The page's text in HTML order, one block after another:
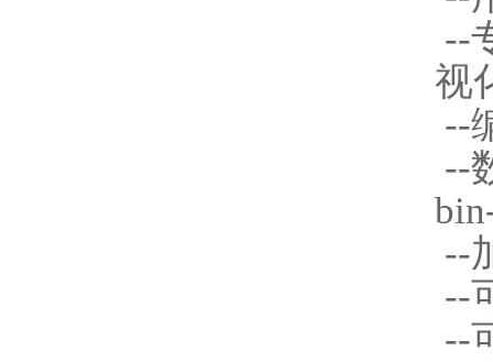
--
视
--
--
--
--
--